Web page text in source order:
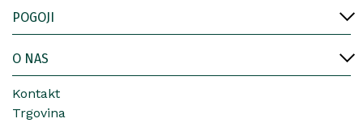
POGOJI
O NAS
Kontakt
Trgovina